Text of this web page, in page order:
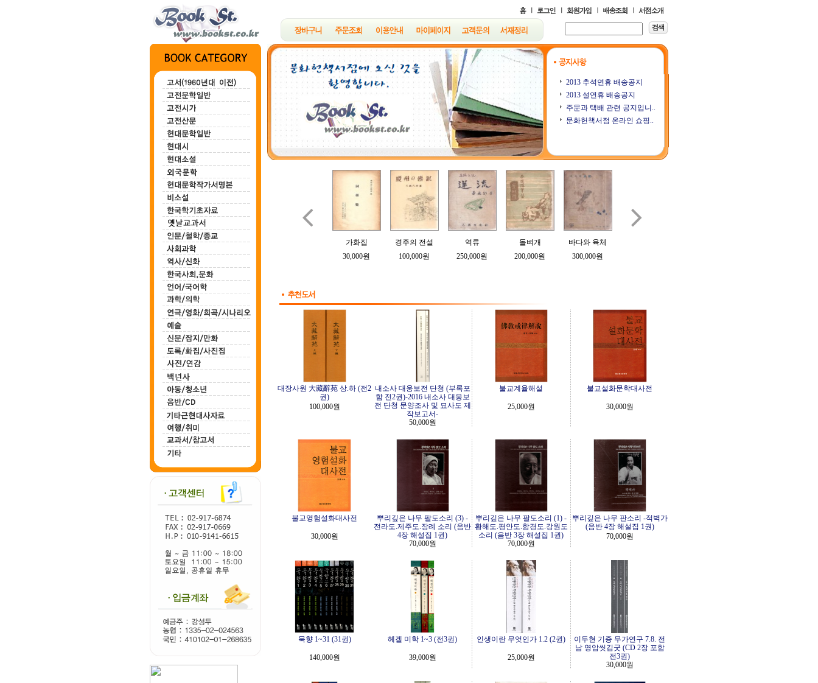
2013 추석연휴 배송공지
2013 설연휴 배송공지
주문과 택배 관련 공지입니..
문화헌책서점 온라인 쇼핑..
한하운시초
200,000원
정지용시집
700,000원
가화집
30,000원
경주의 전설
100,000원
역류
250,000원
돌벼개
200,000원
바다와 육체
300,000원
 
대장사원 大藏辭苑 상.하 (전2
권)
100,000원
내소사 대웅보전 단청 (부록포
함 전2권)-2016 내소사 대웅보
전 단청 문양조사 및 묘사도 제
작보고서-
50,000원
불교계율해설
25,000원
불교설화문학대사전
30,000원
불교영험설화대사전
30,000원
뿌리깊은 나무 팔도소리 (3) -
전라도.제주도.장례 소리 (음반
4장 해설집 1권)
70,000원
뿌리깊은 나무 팔도소리 (1) -
황해도.평안도.함경도.강원도
소리 (음반 3장 해설집 1권)
70,000원
뿌리깊은 나무 판소리 -적벽가
(음반 4장 해설집 1권)
70,000원
묵향 1~31 (31권)
140,000원
헤겔 미학 1~3 (전3권)
39,000원
인생이란 무엇인가 1.2 (2권)
25,000원
이두현 기증 무가연구 7.8. 전
남 영암씻김굿 (CD 2장 포함
전3권)
30,000원